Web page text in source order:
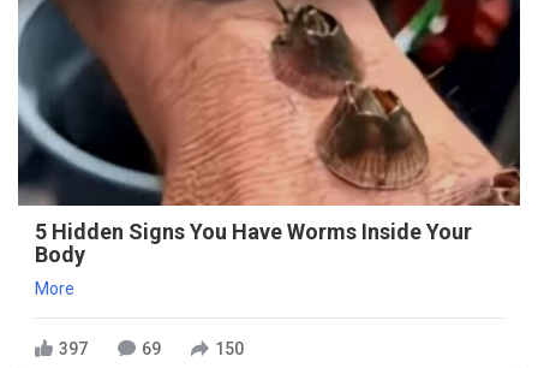
5 Hidden Signs You Have Worms Inside Your
Body
More
397 69 150